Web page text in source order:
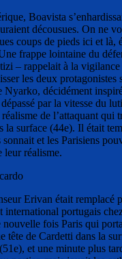
Boavista
décousues. On ne
coups de pieds ici et là,
frappe lointaine du
– rappelait à la
les deux protagonistes
Nyarko, décidément
par la vitesse du
de l’attaquant qui
la surface (44e). Il était
et les Parisiens
leur réalisme.
Erivan était remplacé
international portugais
fois Paris qui
tête de Cardetti dans la
et une minute plus